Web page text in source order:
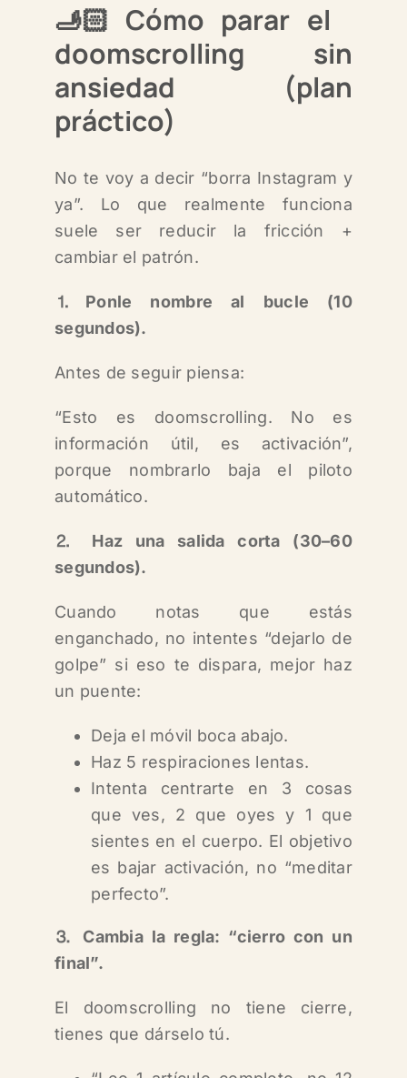
🫸🏻 Cómo parar el
doomscrolling sin
ansiedad (plan
práctico)
No te voy a decir “borra Instagram y
ya”. Lo que realmente funciona
suele ser reducir la fricción +
cambiar el patrón.
⒈Ponle nombre al bucle (10
segundos).
Antes de seguir piensa:
“Esto es doomscrolling. No es
información útil, es activación”,
porque nombrarlo baja el piloto
automático.
⒉ Haz una salida corta (30–60
segundos).
Cuando notas que estás
enganchado, no intentes “dejarlo de
golpe” si eso te dispara, mejor haz
un puente:
Deja el móvil boca abajo.
Haz 5 respiraciones lentas.
Intenta centrarte en 3 cosas
que ves, 2 que oyes y 1 que
sientes en el cuerpo. El objetivo
es bajar activación, no “meditar
perfecto”.
⒊ Cambia la regla: “cierro con un
final”.
El doomscrolling no tiene cierre,
tienes que dárselo tú.